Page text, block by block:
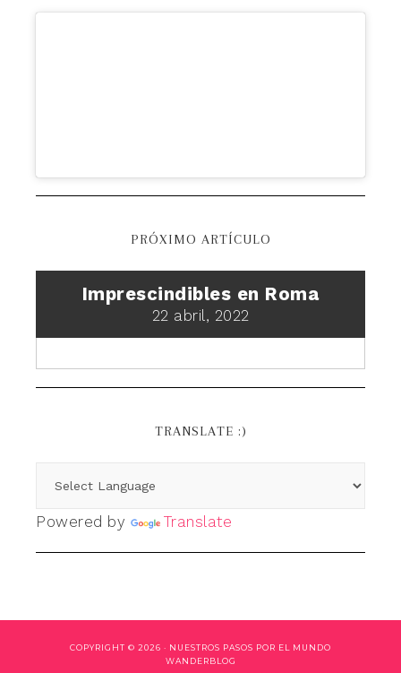
PRÓXIMO ARTÍCULO
Imprescindibles en Roma
22 abril, 2022
TRANSLATE :)
Powered by Translate
COPYRIGHT © 2026 · NUESTROS PASOS POR EL MUNDO
WANDERBLOG